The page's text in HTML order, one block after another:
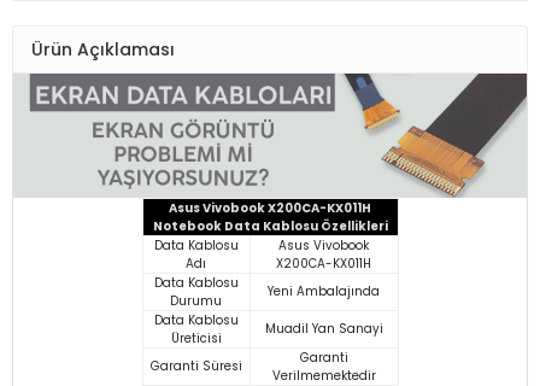
Ürün Açıklaması
Asus Vivobook X200CA-KX011H
Notebook Data Kablosu Özellikleri
Data Kablosu
Adı
Asus Vivobook
X200CA-KX011H
Data Kablosu
Durumu
Yeni Ambalajında
Data Kablosu
Üreticisi
Muadil Yan Sanayi
Garanti Süresi
Garanti
Verilmemektedir